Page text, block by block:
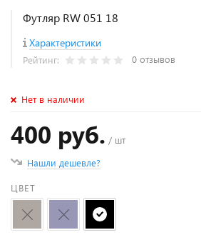
Футляр RW 051 18
Характеристики
Рейтинг: 0 отзывов
Нет в наличии
400 руб. / шт
Нашли дешевле?
ЦВЕТ